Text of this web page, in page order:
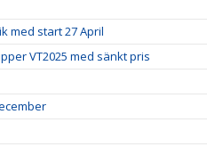
med start 27 April
VT2025 med sänkt pris